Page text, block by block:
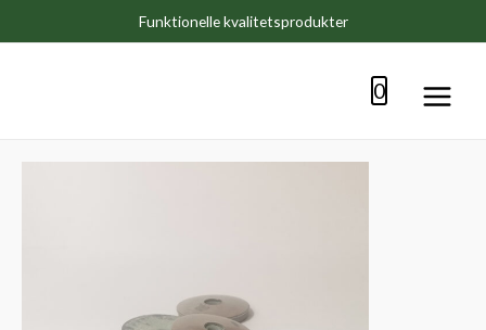
Funktionelle kvalitetsprodukter
0